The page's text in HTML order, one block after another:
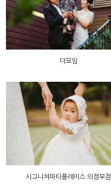
더모임
시그니쳐파티플레이스 의정부점